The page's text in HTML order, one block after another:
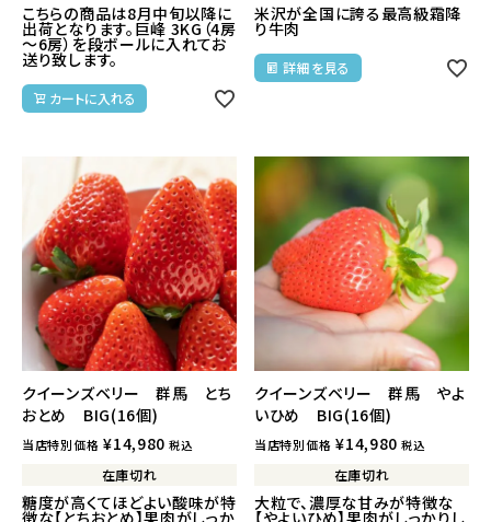
こちらの商品は8月中旬以降に
出荷となります。巨峰 3KG（4房
～6房）を段ボールに入れてお
送り致します。
カートに入れる
米沢が全国に誇る最高級霜降
り牛肉
詳細を見る
クイーンズベリー 群馬 とち
おとめ BIG(16個)
当店特別価格 ¥14,980 税込
在庫切れ
糖度が高くてほどよい酸味が特
徴な【とちおとめ】果肉がしっか
クイーンズベリー 群馬 やよ
いひめ BIG(16個)
当店特別価格 ¥14,980 税込
在庫切れ
大粒で、濃厚な甘みが特徴な
【やよいひめ】果肉がしっかりし